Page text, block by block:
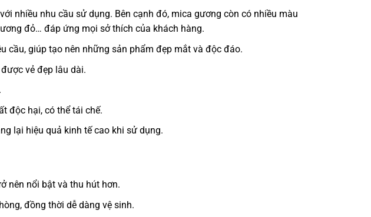
nhiều nhu cầu sử dụng. Bên cạnh đó, mica gương còn có nhiều màu
đỏ… đáp ứng mọi sở thích của khách hàng.
cầu, giúp tạo nên những sản phẩm đẹp mắt và độc đáo.
vẻ đẹp lâu dài.
độc hại, có thể tái chế.
lại hiệu quả kinh tế cao khi sử dụng.
nên nổi bật và thu hút hơn.
đồng thời dễ dàng vệ sinh.